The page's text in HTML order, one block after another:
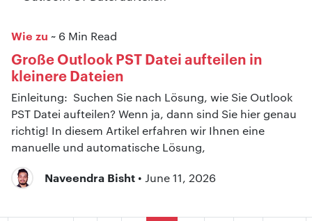
Wie zu ~ 6 Min Read
Große Outlook PST Datei aufteilen in
kleinere Dateien
Einleitung: Suchen Sie nach Lösung, wie Sie Outlook
PST Datei aufteilen? Wenn ja, dann sind Sie hier genau
richtig! In diesem Artikel erfahren wir Ihnen eine
manuelle und automatische Lösung,
Naveendra Bisht • June 11, 2026